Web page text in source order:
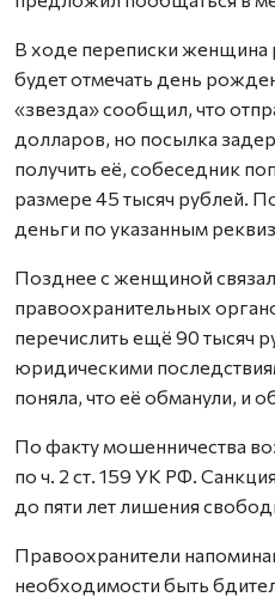
В ходе переписки женщина
будет отмечать день
«звезда» сообщил, что
долларов, но посылка
получить её, собеседник
размере 45 тысяч рублей.
деньги по указанным
Позднее с женщиной
правоохранительных
перечислить ещё 90 тысяч
юридическими
поняла, что её обманули, и
По факту мошенничества
по ч. 2 ст. 159 УК РФ.
до пяти лет лишения
Правоохранители
необходимости быть